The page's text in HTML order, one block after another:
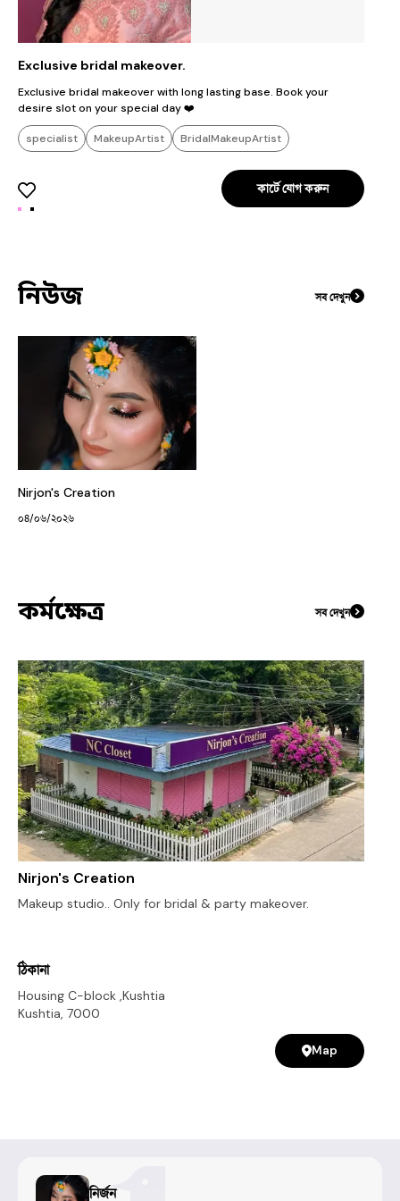
Exclusive bridal makeover.
Exclusive bridal makeover with long lasting base. Book your
desire slot on your special day ❤️
specialist MakeupArtist
BridalMakeupArtist
কার্টে যোগ করুন
নিউজ সব দেখুন
Nirjon's Creation
০৪/০৬/২০২৬
কর্মক্ষেত্র সব দেখুন
Nirjon's Creation
Makeup studio.. Only for bridal & party makeover.
ঠিকানা
Housing C-block ,Kushtia
Kushtia, 7000
Map
নির্জন